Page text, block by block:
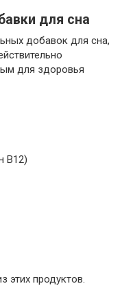
для сна
добавок для сна,
для здоровья
B12)
продуктов.